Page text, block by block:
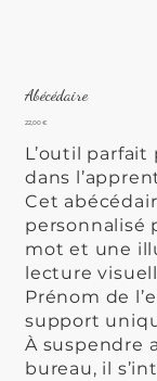
Abécédaire
Prix
22,00 €
L’outil
dans
Cet
personnalisé
mot et une
lecture
Prénom de
support
À suspendre
bureau, il